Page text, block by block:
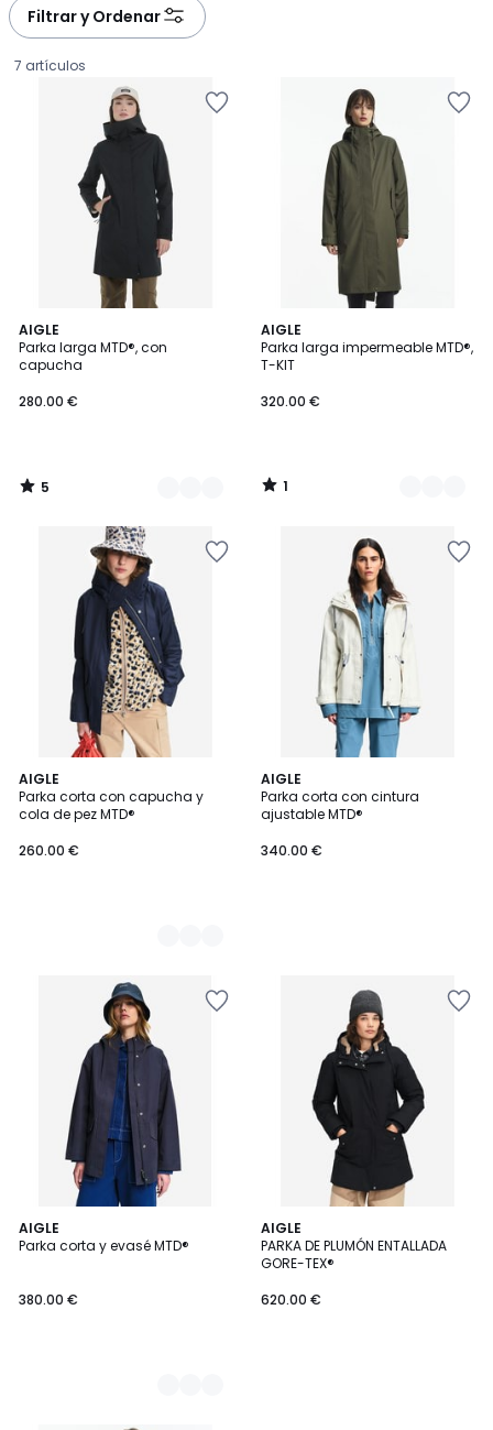
Filtrar y Ordenar
7 artículos
AIGLE
Parka larga MTD®, con
capucha
€.
280.00 €
5
/
5
4
Colores
5
/
AIGLE
Parka larga impermeable MTD®,
T-KIT
320.00 €
1
/
5
2
Colores
1
/
AIGLE
Parka corta con capucha y
cola de pez MTD®
260.00 €
3
Colores
AIGLE
Parka corta con cintura
ajustable MTD®
340.00 €
AIGLE
Parka corta y evasé MTD®
380.00 €
2
Colores
AIGLE
PARKA DE PLUMÓN ENTALLADA
GORE-TEX®
620.00 €